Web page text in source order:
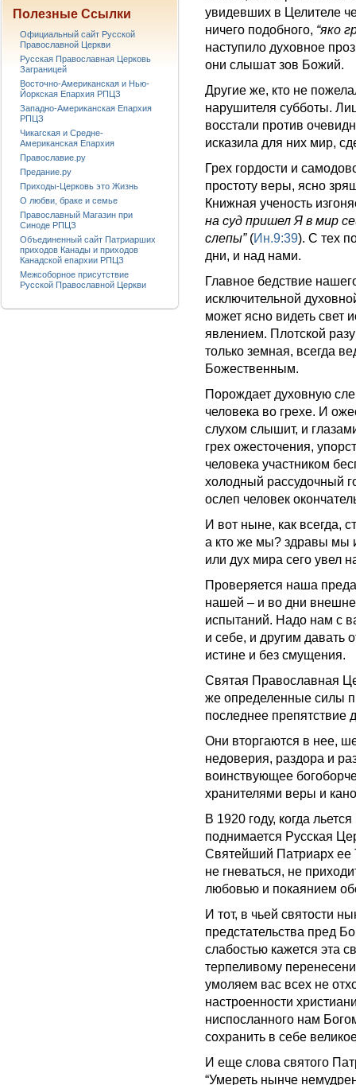
увидевших в Целителе
ничего подобного, “яко
наступило духовное
они слышат зов Божий.
Другие же, кто не
нарушителя субботы.
восстали против
исказила для них мир,
Грех гордости и
простоту веры, ясно
Книжная ученость
на суд пришел Я в мир
слепы”(Ин.9:39). С тех
дни, и над нами.
Главное бедствие
исключительной
может ясно видеть свет
явлением. Плотской
только земная, всегда
Божественным.
Порождает духовную
человека во грехе. И
слухом слышит, и
грех ожесточения,
человека участником
холодный рассудочный
ослеп человек
И вот ныне, как всегда,
а кто же мы? здравы мы
или дух мира сего увел
Проверяется наша
нашей – и во дни
испытаний. Надо нам с
и себе, и другим давать
истине и без смущения.
Святая Православная
же определенные силы
последнее препятствие
Они вторгаются в нее,
недоверия, раздора и
воинствующее
хранителями веры и
В 1920 году, когда
поднимается Русская
Святейший Патриарх ее
не гневаться, не
любовью и покаянием
И тот, в чьей святости
предстательства пред
слабостью кажется эта
терпеливому
умоляем вас всех не
настроенности
ниспосланного нам
сохранить в себе
И еще слова святого
“Умереть нынче
Полезные Ссылки
Официальный сайт Русской
Православной Церкви
Русская Православная Церковь
Заграницей
Восточно-Американская и Нью-
Йоркская Епархия РПЦЗ
Западно-Американская Епархия
РПЦЗ
Чикагская и Средне-
Американская Епархия
Православие.ру
Предание.ру
Приходы-Церковь это Жизнь
О любви, браке и семье
Православный Магазин при
Синоде РПЦЗ
Объединенный сайт Патриарших
приходов Канады и приходов
Канадской епархии РПЦЗ
Межсоборное присутствие
Русской Православной Церкви